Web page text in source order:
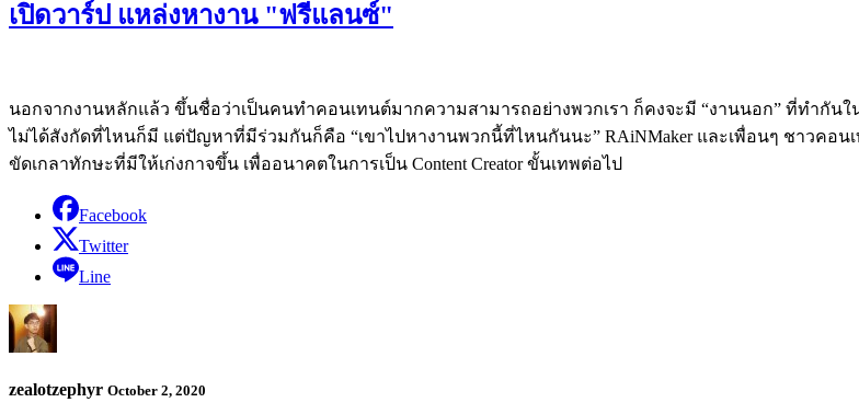
เปิดวาร์ป แหล่งหางาน "ฟรีแลนซ์"
นอกจากงานหลักแล้ว ขึ้นชื่อว่าเป็นคนทำคอนเทนต์มากความสามารถอย่างพวกเรา ก็คงจะมี “งานนอก” ที่ทำกันใ
ไม่ได้สังกัดที่ไหนก็มี แต่ปัญหาที่มีร่วมกันก็คือ “เขาไปหางานพวกนี้ที่ไหนกันนะ” RAiNMaker และเพื่อนๆ ชาวคอ
ขัดเกลาทักษะที่มีให้เก่งกาจขึ้น เพื่ออนาคตในการเป็น Content Creator ขั้นเทพต่อไป
Facebook
Twitter
Line
zealotzephyr October 2, 2020